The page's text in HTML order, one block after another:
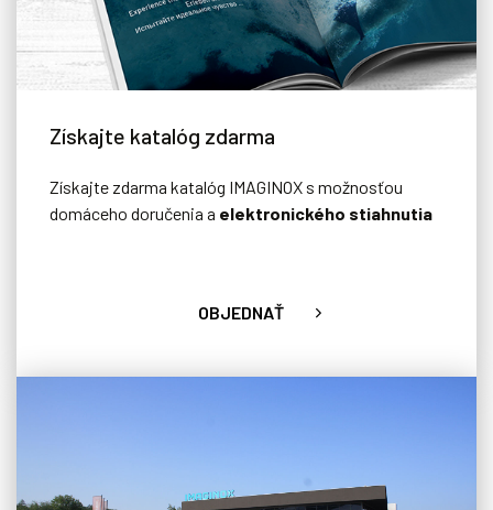
Získajte katalóg zdarma
Získajte zdarma katalóg IMAGINOX s možnosťou
domáceho doručenia a elektronického stiahnutia
OBJEDNAŤ